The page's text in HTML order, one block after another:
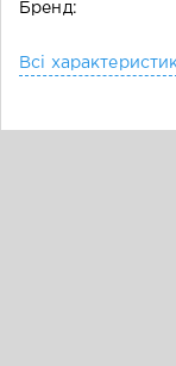
Бренд:
Всі